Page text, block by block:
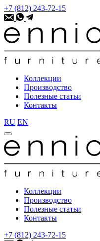
+7 (812) 243-72-15
Коллекции
Производство
Полезные статьи
Контакты
RU EN
Коллекции
Производство
Полезные статьи
Контакты
+7 (812) 243-72-15